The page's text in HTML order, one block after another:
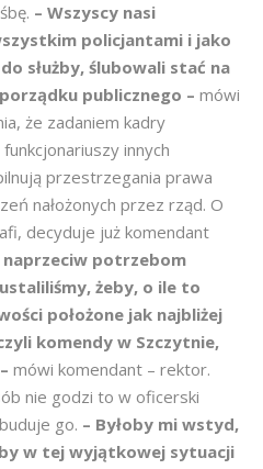
– Wszyscy nasi
policjantami i jako
służby, ślubowali stać na
publicznego – mówi
że zadaniem kadry
innych
przestrzegania prawa
nałożonych przez rząd. O
decyduje już komendant
naprzeciw potrzebom
żeby, o ile to
położone jak najbliżej
komendy w Szczytnie,
mówi komendant – rektor.
nie godzi to w oficerski
go. – Byłoby mi wstyd,
w tej wyjątkowej sytuacji